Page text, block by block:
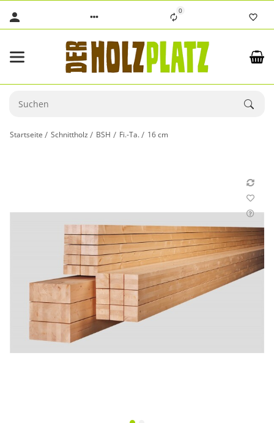
0
Startseite Schnittholz BSH Fi.-Ta. 16 cm